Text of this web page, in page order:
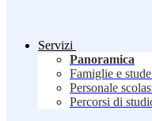
Servizi
Panoramica
Famiglie e
Personale
Percorsi di